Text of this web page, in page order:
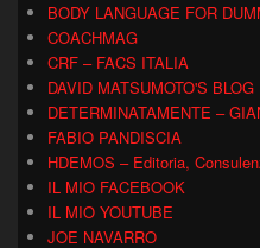
BODY LANGUAGE FOR
COACHMAG
CRF – FACS ITALIA
DAVID MATSUMOTO'S BLOG
DETERMINATAMENTE –
FABIO PANDISCIA
HDEMOS – Editoria,
IL MIO FACEBOOK
IL MIO YOUTUBE
JOE NAVARRO